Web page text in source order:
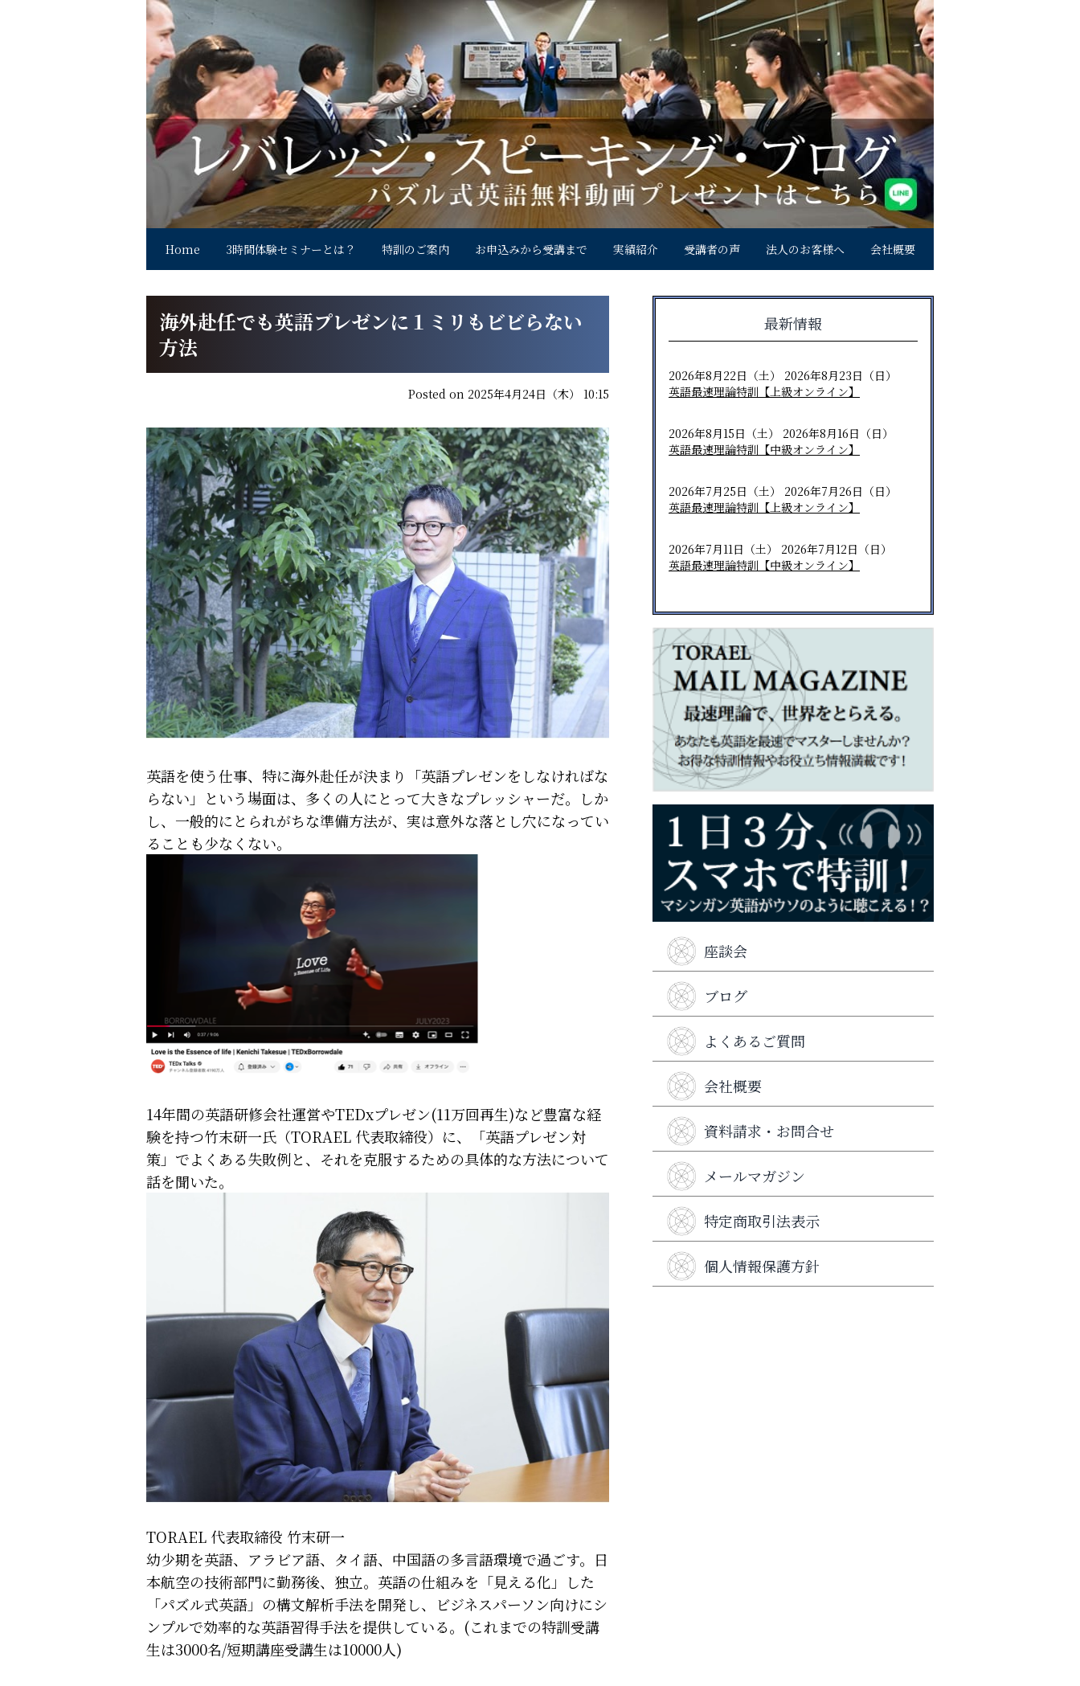
Home 3時間体験セミナーとは？ 特訓のご案内 お申込みから受講まで 実績紹介 受講者の声 法人のお客様へ 会社概要
海外赴任でも英語プレゼンに１ミリもビビらない
方法
Posted on 2025年4月24日（木） 10:15
英語を使う仕事、特に海外赴任が決まり「英語プレゼンをしなければな
らない」という場面は、多くの人にとって大きなプレッシャーだ。しか
し、一般的にとられがちな準備方法が、実は意外な落とし穴になってい
ることも少なくない。
14年間の英語研修会社運営やTEDxプレゼン(11万回再生)など豊富な経
験を持つ竹末研一氏（TORAEL 代表取締役）に、「英語プレゼン対
策」でよくある失敗例と、それを克服するための具体的な方法について
話を聞いた。
TORAEL 代表取締役 竹末研一
幼少期を英語、アラビア語、タイ語、中国語の多言語環境で過ごす。日
本航空の技術部門に勤務後、独立。英語の仕組みを「見える化」した
「パズル式英語」の構文解析手法を開発し、ビジネスパーソン向けにシ
ンプルで効率的な英語習得手法を提供している。(これまでの特訓受講
生は3000名/短期講座受講生は10000人)
最新情報
2026年8月22日（土） 2026年8月23日（日）
英語最速理論特訓【上級オンライン】
2026年8月15日（土） 2026年8月16日（日）
英語最速理論特訓【中級オンライン】
2026年7月25日（土） 2026年7月26日（日）
英語最速理論特訓【上級オンライン】
2026年7月11日（土） 2026年7月12日（日）
英語最速理論特訓【中級オンライン】
座談会
ブログ
よくあるご質問
会社概要
資料請求・お問合せ
メールマガジン
特定商取引法表示
個人情報保護方針